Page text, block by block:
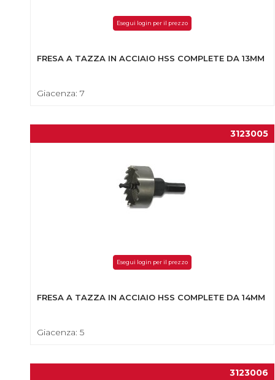
Esegui login per il prezzo
FRESA A TAZZA IN ACCIAIO HSS COMPLETE DA 13MM
Giacenza: 7
3123005
Esegui login per il prezzo
FRESA A TAZZA IN ACCIAIO HSS COMPLETE DA 14MM
Giacenza: 5
3123006